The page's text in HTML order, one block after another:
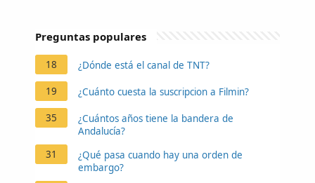
Preguntas populares
18 ¿Dónde está el canal de TNT?
19 ¿Cuánto cuesta la suscripcion a Filmin?
35
¿Cuántos años tiene la bandera de
Andalucía?
31
¿Qué pasa cuando hay una orden de
embargo?